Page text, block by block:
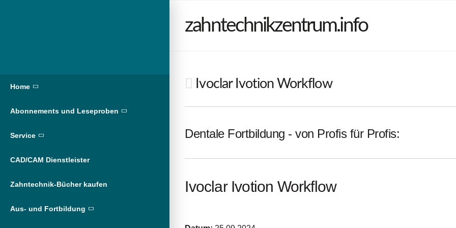
Home
Abonnements und Leseproben
Service
CAD/CAM Dienstleister
Zahntechnik-Bücher kaufen
Aus- und Fortbildung
zahntechnikzentrum.info
Ivoclar Ivotion Workflow
Dentale Fortbildung - von Profis für Profis:
Ivoclar Ivotion Workflow